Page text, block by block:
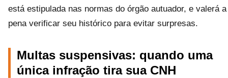
está estipulada nas normas do órgão autuador, e valerá a
pena verificar seu histórico para evitar surpresas.
Multas suspensivas: quando uma
única infração tira sua CNH